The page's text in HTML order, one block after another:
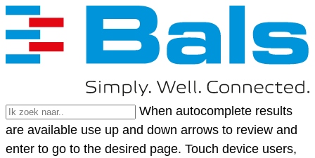
When autocomplete results
are available use up and down arrows to review and
enter to go to the desired page. Touch device users,